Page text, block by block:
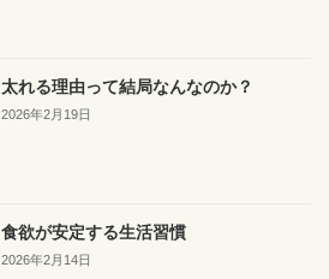
太れる理由って結局なんなのか？
2026年2月19日
食欲が安定する生活習慣
2026年2月14日